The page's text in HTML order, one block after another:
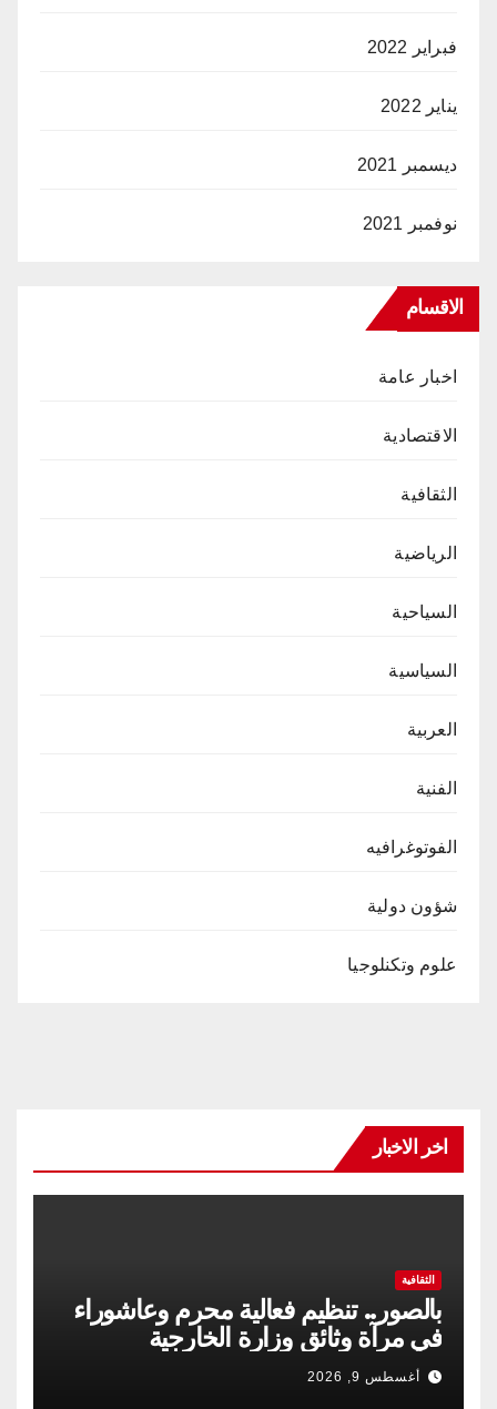
فبراير 2022
يناير 2022
ديسمبر 2021
نوفمبر 2021
الاقسام
اخبار عامة
الاقتصادية
الثقافية
الرياضية
السياحية
السياسية
العربية
الفنية
الفوتوغرافيه
شؤون دولية
علوم وتكنلوجيا
اخر الاخبار
الثقافية
بالصور.. تنظيم فعالية محرم وعاشوراء
في مرآة وثائق وزارة الخارجية
أغسطس 9, 2026